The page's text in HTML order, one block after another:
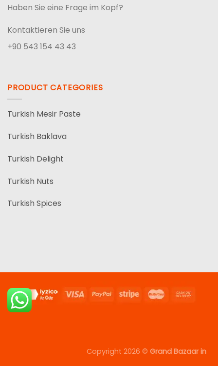
Haben Sie eine Frage im Kopf?
Kontaktieren Sie uns
+90 543 154 43 43
PRODUCT CATEGORIES
Turkish Mesir Paste
Turkish Baklava
Turkish Delight
Turkish Nuts
Turkish Spices
Copyright 2026 © Grand Bazaar in